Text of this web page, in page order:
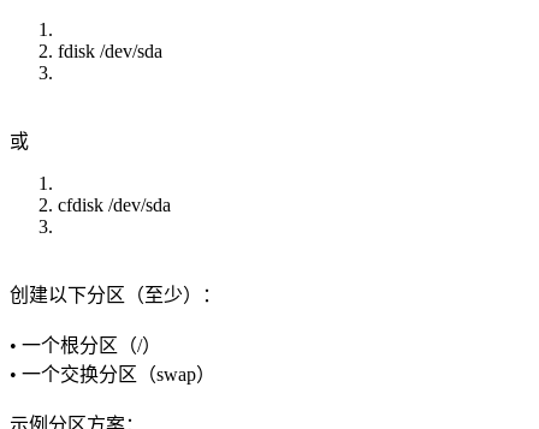
fdisk /dev/sda
或
cfdisk /dev/sda
创建以下分区（至少）：
• 一个根分区（/）
• 一个交换分区（swap）
示例分区方案：